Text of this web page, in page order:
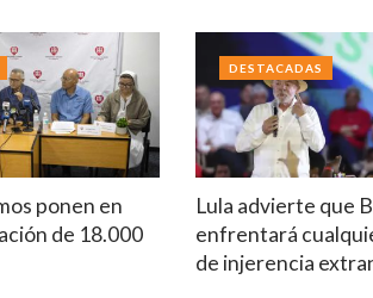
ponen en
de 18.000
Lula advierte que
enfrentará
de injerencia
DESTACADAS